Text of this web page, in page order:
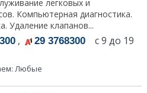
легковых и
Компьютерная диагностика.
Удаление клапанов...
, 29 3768300 с 9 до 19
Любые